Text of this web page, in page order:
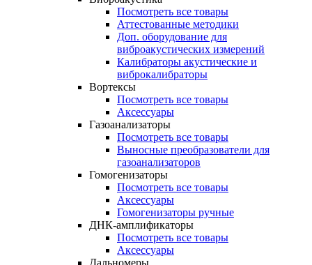
Посмотреть все товары
Аттестованные методики
Доп. оборудование для
виброакустических измерений
Калибраторы акустические и
виброкалибраторы
Вортексы
Посмотреть все товары
Аксессуары
Газоанализаторы
Посмотреть все товары
Выносные преобразователи для
газоанализаторов
Гомогенизаторы
Посмотреть все товары
Аксессуары
Гомогенизаторы ручные
ДНК-амплификаторы
Посмотреть все товары
Аксессуары
Дальномеры